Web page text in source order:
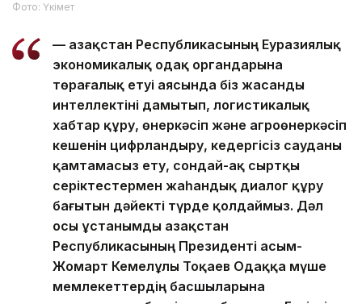
Фото: Үкімет
— Қазақстан Республикасының Еуразиялық
экономикалық одақ органдарына
төрағалық етуі аясында біз жасанды
интеллектіні дамытып, логистикалық
хабтар құру, өнеркәсіп және агроөнеркәсіп
кешенін цифрландыру, кедергісіз сауданы
қамтамасыз ету, сондай-ақ сыртқы
серіктестермен жаһандық диалог құру
бағытын дәйекті түрде қолдаймыз. Дәл
осы ұстанымды Қазақстан
Республикасының Президенті Қасым-
Жомарт Кемелұлы Тоқаев Одаққа мүше
мемлекеттердің басшыларына